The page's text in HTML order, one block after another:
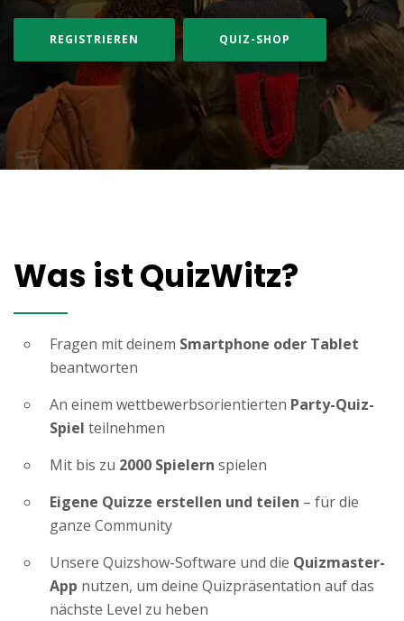
REGISTRIEREN QUIZ-SHOP
Was ist QuizWitz?
Fragen mit deinem Smartphone oder Tablet
beantworten
An einem wettbewerbsorientierten Party-Quiz-
Spiel teilnehmen
Mit bis zu 2000 Spielern spielen
Eigene Quizze erstellen und teilen – für die
ganze Community
Unsere Quizshow-Software und die Quizmaster-
App nutzen, um deine Quizpräsentation auf das
nächste Level zu heben